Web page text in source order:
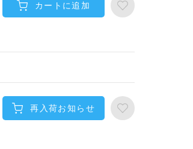
カートに追加
再入荷お知らせ